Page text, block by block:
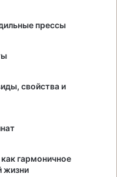
прессы
свойства и
гармоничное
жизни